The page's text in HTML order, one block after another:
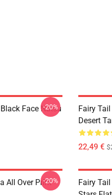
Face Natsu
-20%
Fairy
Desert
22,49 €
All Over Print-20%
Fairy